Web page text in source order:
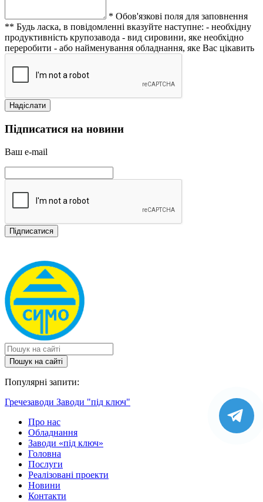
* Обов'язкові поля для заповнення
** Будь ласка, в повідомленні вказуйте наступне: - необхідну
продуктивність крупозавода - вид сировини, яке необхідно
переробити - або найменування обладнання, яке Вас цікавить
Підписатися на новини
Ваш e-mail
Пошук на сайтi
Популярні запити:
Гречезаводи Заводи "під ключ"
Про нас
Обладнання
Заводи «під ключ»
Головна
Послуги
Реалізовані проекти
Новини
Контакти